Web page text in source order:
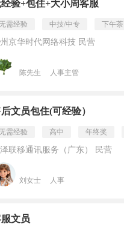
验+包住+大小周客服
需经验 中技/中专 下午茶
京华时代网络科技 民营
陈先生 人事主管
文员包住(可经验）
需经验 高中 年终奖
联移通讯服务（广东） 民营
刘女士 人事
文员